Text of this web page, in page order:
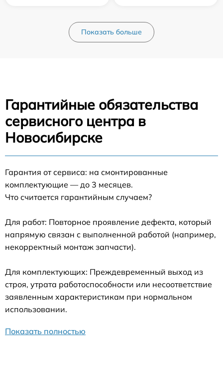
Показать больше
Гарантийные обязательства
сервисного центра в
Новосибирске
Гарантия от сервиса: на смонтированные
комплектующие — до 3 месяцев.
Что считается гарантийным случаем?
Для работ: Повторное проявление дефекта, который
напрямую связан с выполненной работой (например,
некорректный монтаж запчасти).
Для комплектующих: Преждевременный выход из
строя, утрата работоспособности или несоответствие
заявленным характеристикам при нормальном
использовании.
Показать полностью